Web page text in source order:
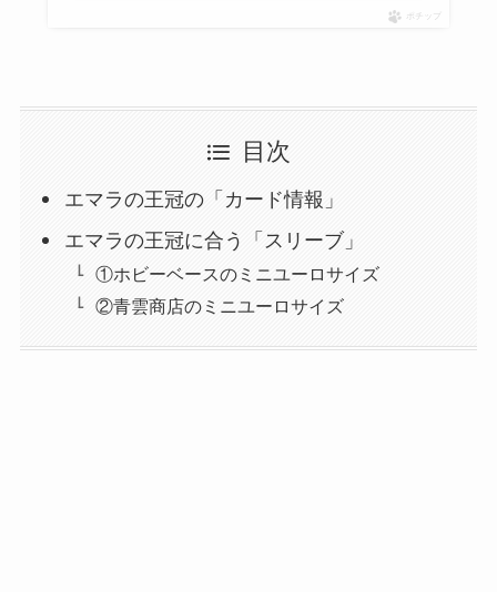
ポチップ
目次
エマラの王冠の「カード情報」
エマラの王冠に合う「スリーブ」
①ホビーベースのミニユーロサイズ
②青雲商店のミニユーロサイズ